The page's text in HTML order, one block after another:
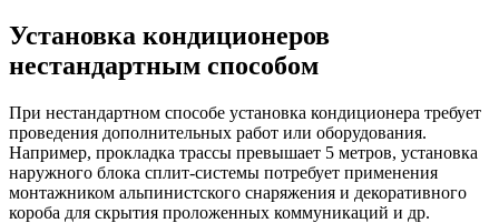
Установка кондиционеров
нестандартным способом
При нестандартном способе установка кондиционера требует
проведения дополнительных работ или оборудования.
Например, прокладка трассы превышает 5 метров, установка
наружного блока сплит-системы потребует применения
монтажником альпинистского снаряжения и декоративного
короба для скрытия проложенных коммуникаций и др.